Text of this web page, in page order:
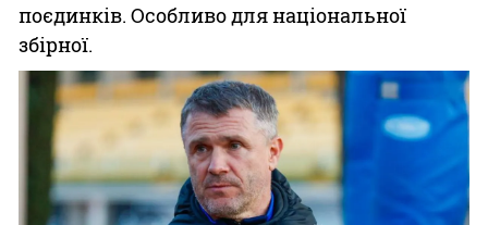
поєдинків. Особливо для національної
збірної.